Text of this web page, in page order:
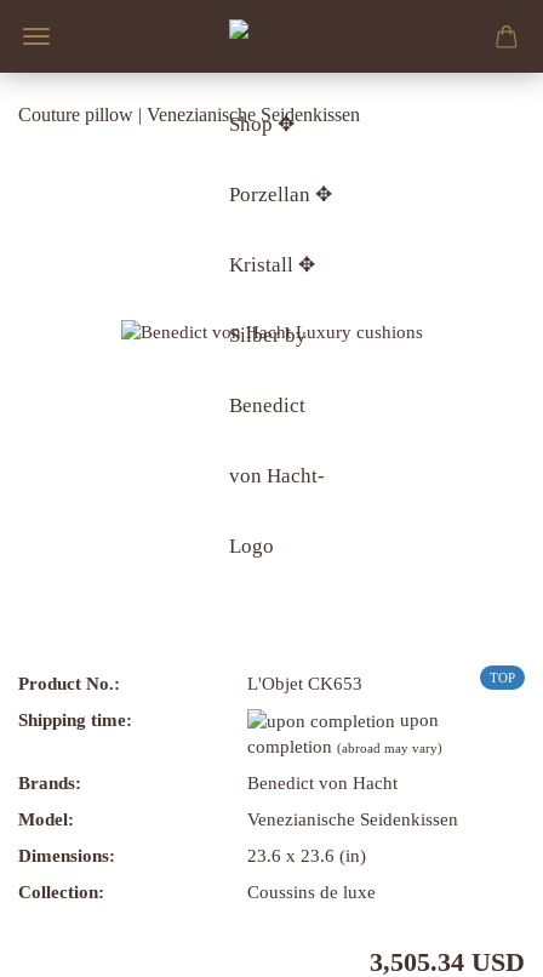
Couture pillow | Venezianische Seidenkissen
TOP
Product No.:
L'Objet CK653
Shipping time:
upon
completion(abroad may vary)
Brands:
Benedict von Hacht
Model:
Venezianische Seidenkissen
Dimensions:
23.6 x 23.6 (in)
Collection:
Coussins de luxe
3,505.34 USD